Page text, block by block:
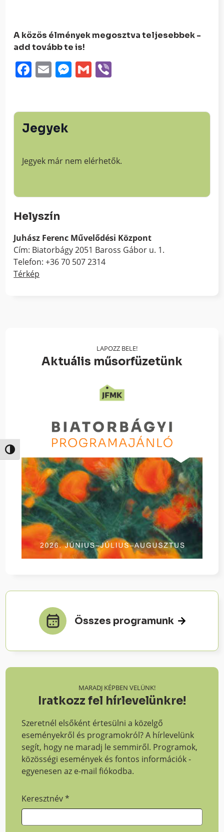
Nagy kontraszt váltása
A közös élmények megosztva teljesebbek -
add tovább te is!
Facebook
EmailMessenger
Gmail
Jegyek
Jegyek már nem elérhetők.
Helyszín
Juhász Ferenc Művelődési Központ
Cím: Biatorbágy 2051 Baross Gábor u. 1.
Telefon: +36 70 507 2314
Térkép
LAPOZZ BELE!
Aktuális műsorfüzetünk
Összes programunk
MARADJ KÉPBEN VELÜNK!
Iratkozz fel hírlevelünkre!
Szeretnél elsőként értesülni a közelgő
eseményekről és programokról? A hírlevelünk
segít, hogy ne maradj le semmiről. Programok,
közösségi események és fontos információk -
egyenesen az e-mail fiókodba.
Keresztnév*